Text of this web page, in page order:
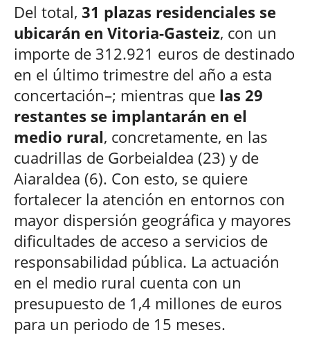
Del total, 31 plazas residenciales se
ubicarán en Vitoria-Gasteiz, con un
importe de 312.921 euros de destinado
en el último trimestre del año a esta
concertación–; mientras que las 29
restantes se implantarán en el
medio rural, concretamente, en las
cuadrillas de Gorbeialdea (23) y de
Aiaraldea (6). Con esto, se quiere
fortalecer la atención en entornos con
mayor dispersión geográfica y mayores
dificultades de acceso a servicios de
responsabilidad pública. La actuación
en el medio rural cuenta con un
presupuesto de 1,4 millones de euros
para un periodo de 15 meses.